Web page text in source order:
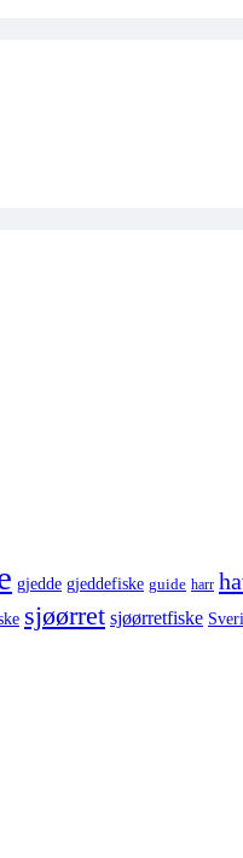
gjedde gjeddefiske guide harr
sjøørret sjøørretfiske